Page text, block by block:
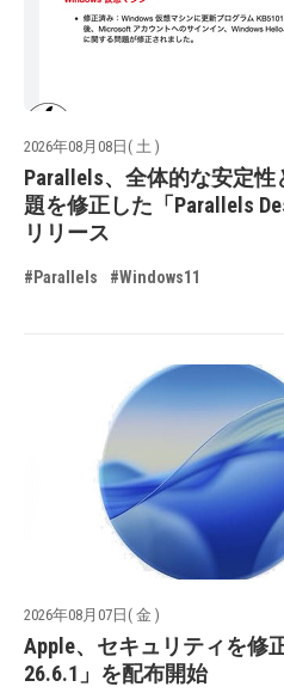
2026年08月08日( 土 )
Parallels、全体的な安定
題を修正した「Parallels
リリース
#Parallels #Windows11
2026年08月07日( 金 )
Apple、セキュリティを修
26.6.1」を配布開始